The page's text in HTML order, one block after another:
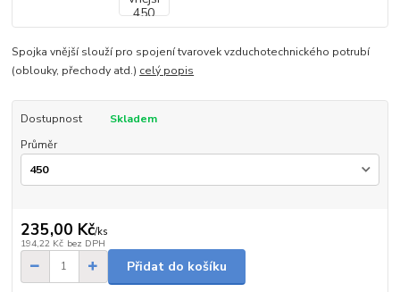
Spojka vnější slouží pro spojení tvarovek vzduchotechnického potrubí
(oblouky, přechody atd.) celý popis
Dostupnost
Skladem
Průměr
235,00 Kč/ks
194,22 Kč bez DPH
Přidat do košíku